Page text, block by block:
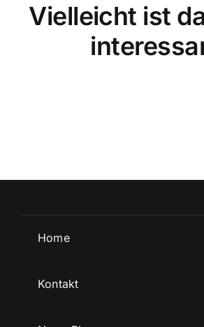
Vielleicht ist
Home
Kontakt